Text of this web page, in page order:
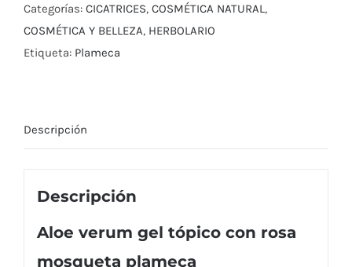
Categorías: CICATRICES, COSMÉTICA NATURAL,
COSMÉTICA Y BELLEZA, HERBOLARIO
Etiqueta: Plameca
Descripción
Descripción
Aloe verum gel tópico con rosa
mosqueta plameca